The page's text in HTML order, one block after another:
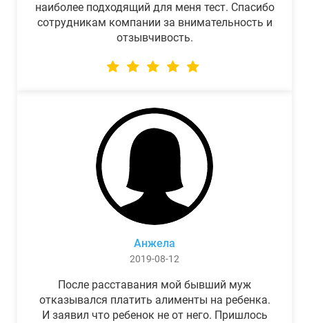
наиболее подходящий для меня тест. Спасибо
сотрудникам компании за внимательность и
отзывчивость.
Анжела
2019-08-12
После расставания мой бывший муж
отказывался платить алименты на ребенка.
И заявил что ребенок не от него. Пришлось